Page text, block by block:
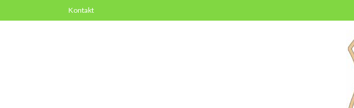
Kontakt